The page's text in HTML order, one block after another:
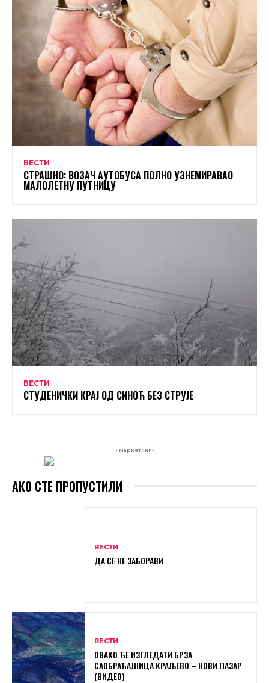
ВЕСТИ
СТРАШНО: ВОЗАЧ АУТОБУСА ПОЛНО УЗНЕМИРАВАО
МАЛОЛЕТНУ ПУТНИЦУ
ВЕСТИ
СТУДЕНИЧКИ КРАЈ ОД СИНОЋ БЕЗ СТРУЈЕ
- маркетинг -
АКО СТЕ ПРОПУСТИЛИ
ВЕСТИ
ДА СЕ НЕ ЗАБОРАВИ
ВЕСТИ
ОВАКО ЋЕ ИЗГЛЕДАТИ БРЗА
САОБРАЋАЈНИЦА КРАЉЕВО – НОВИ ПАЗАР
(ВИДЕО)